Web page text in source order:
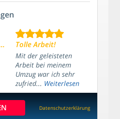
Tolle Arbeit!
Mit der geleisteten
Arbeit bei meinem
Umzug war ich sehr
zufried... Weiterlesen
Datenschutzerklärung